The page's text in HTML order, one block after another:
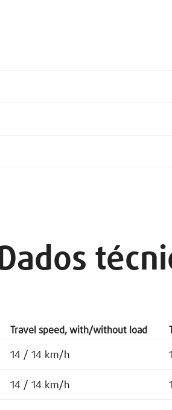
Travel speed, with/without load
14 / 14 km/h
14 / 14 km/h